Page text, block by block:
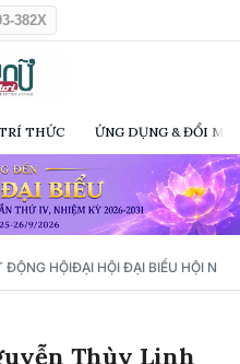
382X
THỨC ỨNG DỤNG & ĐỔI
ĐỘNG HỘIĐẠI HỘI ĐẠI BIỂU HỘI NỮ
Thùy Linh